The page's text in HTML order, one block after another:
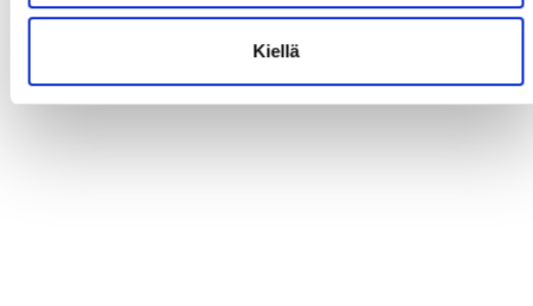
Kiellä